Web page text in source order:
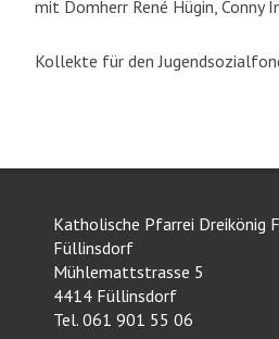
mit Domherr René Hügin, Conny
Kollekte für den
Katholische Pfarrei Dreikönig
Füllinsdorf
Mühlemattstrasse 5
4414 Füllinsdorf
Tel. 061 901 55 06